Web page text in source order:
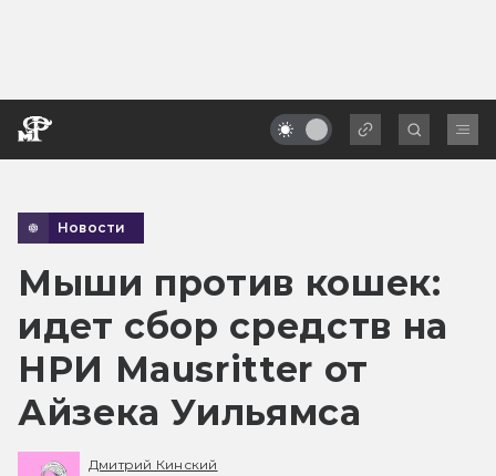
Новости
Мыши против кошек:
идет сбор средств на
НРИ Mausritter от
Айзека Уильямса
Дмитрий Кинский